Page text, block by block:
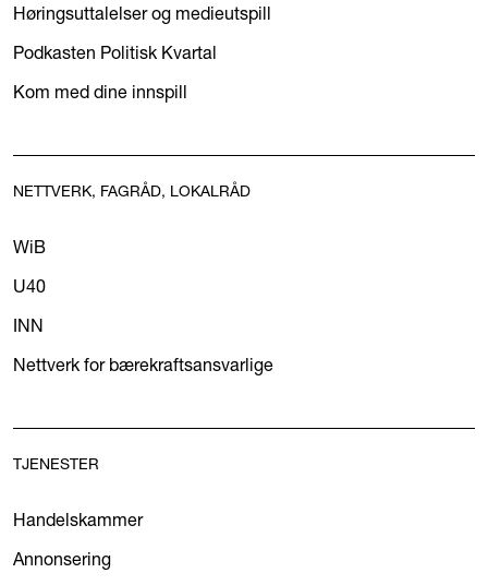
Høringsuttalelser og medieutspill
Podkasten Politisk Kvartal
Kom med dine innspill
NETTVERK, FAGRÅD, LOKALRÅD
WiB
U40
INN
Nettverk for bærekraftsansvarlige
TJENESTER
Handelskammer
Annonsering